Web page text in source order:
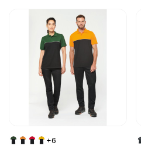
+6
Go to product page